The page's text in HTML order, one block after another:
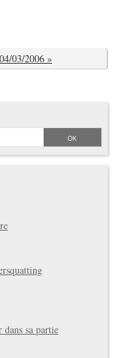
03/2006 »
sa partie